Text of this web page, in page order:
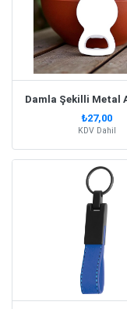
₺27,00
KDV Dahil